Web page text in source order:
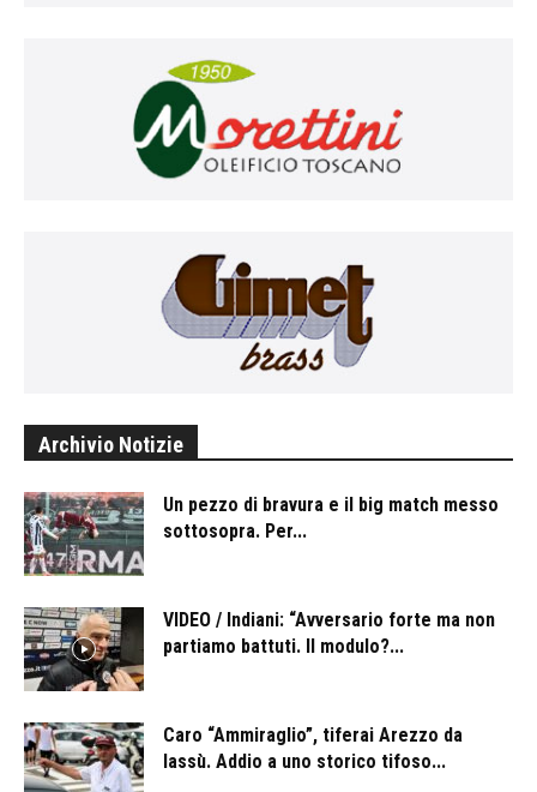
Archivio Notizie
Un pezzo di bravura e il big match messo
sottosopra. Per...
VIDEO / Indiani: “Avversario forte ma non
partiamo battuti. Il modulo?...
Caro “Ammiraglio”, tiferai Arezzo da
lassù. Addio a uno storico tifoso...